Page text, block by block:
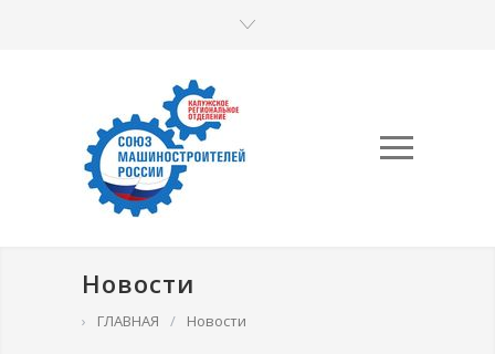
Новости
› ГЛАВНАЯ / Новости